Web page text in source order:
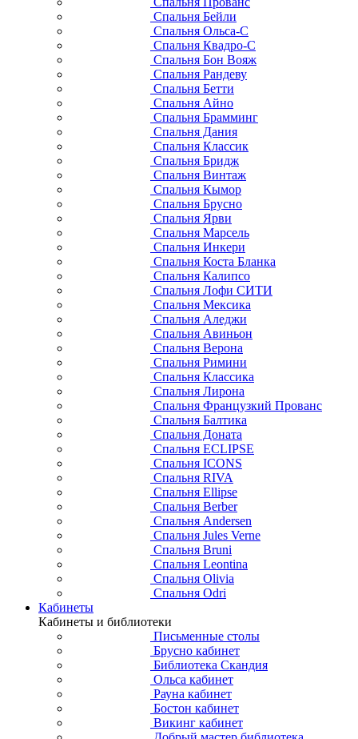
Спальня Бейли
Спальня Ольса-С
Спальня Квадро-С
Спальня Бон Вояж
Спальня Рандеву
Спальня Бетти
Спальня Айно
Спальня Брамминг
Спальня Дания
Спальня Классик
Спальня Бридж
Спальня Винтаж
Спальня Кымор
Спальня Брусно
Спальня Ярви
Спальня Марсель
Спальня Инкери
Спальня Коста Бланка
Спальня Калипсо
Спальня Лофи СИТИ
Спальня Мексика
Спальня Аледжи
Спальня Авиньон
Спальня Верона
Спальня Римини
Спальня Классика
Спальня Лирона
Спальня Французкий Прованс
Спальня Балтика
Спальня Доната
Спальня ECLIPSE
Спальня ICONS
Спальня RIVA
Спальня Ellipse
Спальня Berber
Спальня Andersen
Спальня Jules Verne
Спальня Bruni
Спальня Leontina
Спальня Olivia
Спальня Odri
Кабинеты
Кабинеты и библиотеки
Письменные столы
Брусно кабинет
Библиотека Скандия
Ольса кабинет
Рауна кабинет
Бостон кабинет
Викинг кабинет